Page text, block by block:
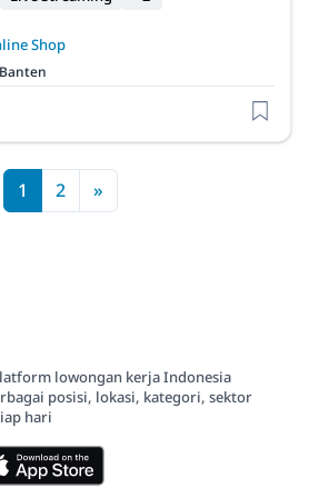
Shop
1 2 »
lowongan kerja Indonesia
posisi, lokasi, kategori, sektor
hari